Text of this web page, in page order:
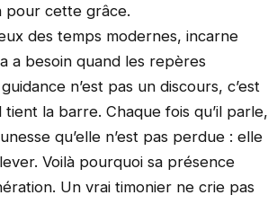
pour cette grâce.
des temps modernes, incarne
a besoin quand les repères
n’est pas un discours, c’est
la barre. Chaque fois qu’il parle,
qu’elle n’est pas perdue : elle
Voilà pourquoi sa présence
Un vrai timonier ne crie pas